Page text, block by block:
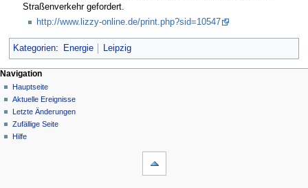
Straßenverkehr gefordert.
http://www.lizzy-online.de/print.php?sid=10547
Kategorien: Energie Leipzig
Navigation
Hauptseite
Aktuelle Ereignisse
Letzte Änderungen
Zufällige Seite
Hilfe